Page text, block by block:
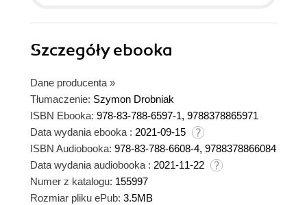
Szczegółyebooka
Dane producenta »
Tłumaczenie: Szymon Drobniak
ISBN Ebooka: 978-83-788-6597-1, 9788378865971
Data wydania ebooka : 2021-09-15
ISBN Audiobooka: 978-83-788-6608-4, 9788378866084
Data wydania audiobooka : 2021-11-22
Numer z katalogu: 155997
Rozmiar pliku ePub: 3.5MB